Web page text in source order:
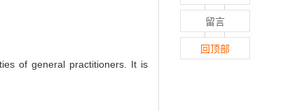
of general practitioners. It is
留言
回顶部